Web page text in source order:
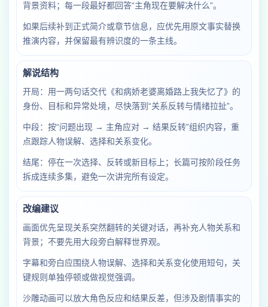
背景资料；每一段最好都回答“主角现在要解决什么”。
如果后续补到正式简介或章节信息，应优先用原文事实替换
推演内容，并保留最有辨识度的一条主线。
解说结构
开局：用一两句话交代《和病娇老婆离婚路上我失忆了》的
身份、目标和异常处境，尽快落到“关系反转与情绪拉扯”。
中段：按“问题出现 → 主角应对 → 结果反转”组织内容，重
点跟踪人物误解、选择和关系变化。
结尾：停在一次选择、反转或新目标上；长篇可按阶段任务
拆成连续多集，避免一次讲完所有设定。
改编建议
画面优先呈现关系突然翻转的关键对话，再补充人物关系和
背景；不要先用大段旁白解释世界观。
字幕和旁白应围绕人物误解、选择和关系变化使用短句，关
键规则单独停顿或做视觉强调。
沙雕动画可以放大角色反应和结果反差，但涉及剧情事实的